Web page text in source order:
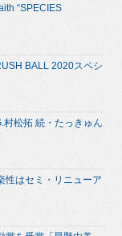
“SPECIES
BALL 2020スペシ
村松拓 続・たっきゅん
性はセミ・リニューア